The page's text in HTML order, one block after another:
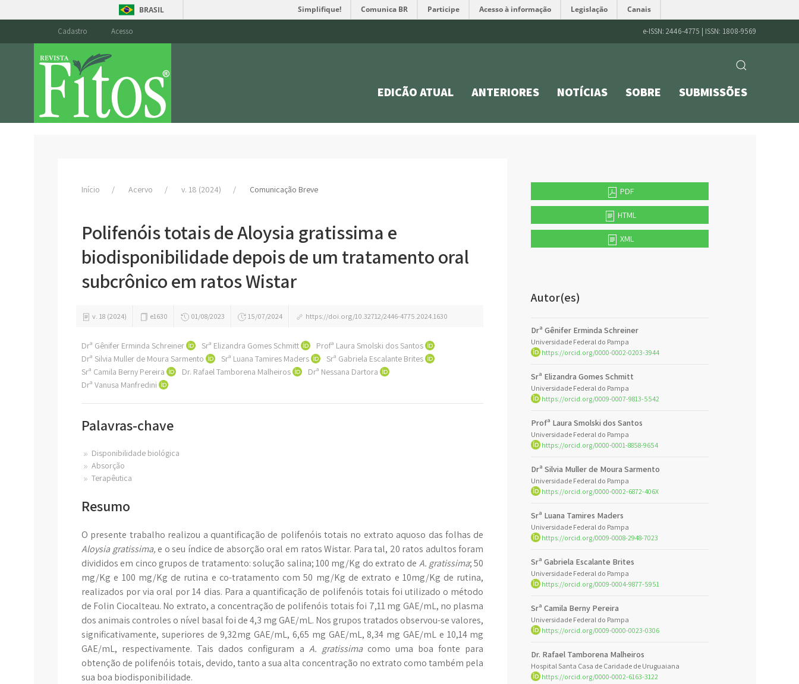
BRASIL Simplifique! Comunica BR Participe Acesso à informação Legislação Canais
Cadastro Acesso e-ISSN: 2446-4775 | ISSN: 1808-9569
EDIÇÃO ATUAL ANTERIORES NOTÍCIAS SOBRE SUBMISSÕES
Início Acervo v. 18 (2024) Comunicação Breve
Polifenóis totais de Aloysia gratissima e
biodisponibilidade depois de um tratamento oral
subcrônico em ratos Wistar
v. 18 (2024) e1630 01/08/2023 15/07/2024 https://doi.org/10.32712/2446-4775.2024.1630
Drª Gênifer Erminda Schreiner Srª Elizandra Gomes Schmitt
Profª Laura Smolski dos Santos
Drª Silvia Muller de Moura Sarmento
Srª Luana Tamires Maders
Srª Gabriela Escalante Brites
Srª Camila Berny Pereira
Dr. Rafael Tamborena Malheiros
Drª Nessana Dartora
Drª Vanusa Manfredini
Palavras-chave
Disponibilidade biológica
Absorção
Terapêutica
Resumo
O presente trabalho realizou a quantificação de polifenóis totais no extrato aquoso das folhas de
Aloysia gratissima, e o seu índice de absorção oral em ratos Wistar. Para tal, 20 ratos adultos foram
divididos em cinco grupos de tratamento: solução salina; 100 mg/Kg do extrato de A. gratissima; 50
mg/Kg e 100 mg/Kg de rutina e co-tratamento com 50 mg/Kg de extrato e 10mg/Kg de rutina,
realizados por via oral por 14 dias. Para a quantificação de polifenóis totais foi utilizado o método
de Folin Ciocalteau. No extrato, a concentração de polifenóis totais foi 7,11 mg GAE/mL, no plasma
dos animais controles o nível basal foi de 4,3 mg GAE/mL. Nos grupos tratados observou-se valores,
significativamente, superiores de 9,32mg GAE/mL, 6,65 mg GAE/mL, 8,34 mg GAE/mL e 10,14 mg
GAE/mL, respectivamente. Tais dados configuram a A. gratissimacomo uma boa fonte para
obtenção de polifenóis totais, devido, tanto a sua alta concentração no extrato como também pela
sua boa biodisponibilidade.
PDF
HTML
XML
Autor(es)
Drª Gênifer Erminda Schreiner
Universidade Federal do Pampa
https://orcid.org/0000-0002-0203-3944
Srª Elizandra Gomes Schmitt
Universidade Federal do Pampa
https://orcid.org/0009-0007-9813-5542
Profª Laura Smolski dos Santos
Universidade Federal do Pampa
https://orcid.org/0000-0001-8858-9654
Drª Silvia Muller de Moura Sarmento
Universidade Federal do Pampa
https://orcid.org/0000-0002-6872-406X
Srª Luana Tamires Maders
Universidade Federal do Pampa
https://orcid.org/0009-0008-2948-7023
Srª Gabriela Escalante Brites
Universidade Federal do Pampa
https://orcid.org/0009-0004-9877-5951
Srª Camila Berny Pereira
Universidade Federal do Pampa
https://orcid.org/0009-0000-0023-0306
Dr. Rafael Tamborena Malheiros
Hospital Santa Casa de Caridade de Uruguaiana
https://orcid.org/0000-0002-6163-3122